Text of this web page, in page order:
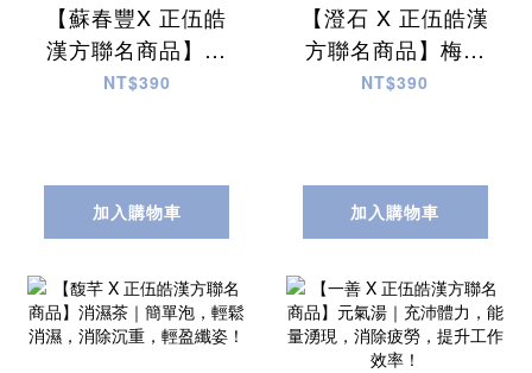
【蘇春豐X 正伍皓
漢方聯名商品】舒
甘茶｜激活增強體
NT$390
加入購物車
【澄石 X 正伍皓漢
方聯名商品】梅香
纖飲｜順暢窕窕、
NT$390
加入購物車